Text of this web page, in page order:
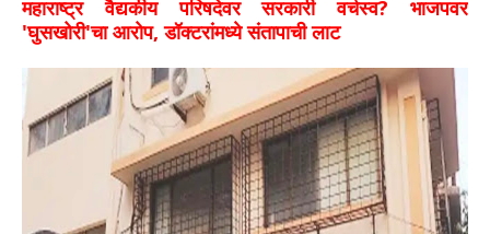
महाराष्ट्र वैद्यकीय परिषदेवर सरकारी वर्चस्व? भाजपवर
'घुसखोरी'चा आरोप, डॉक्टरांमध्ये संतापाची लाट